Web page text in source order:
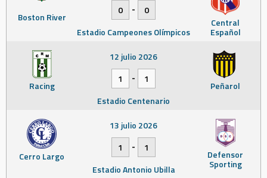
Boston River Central
Español
0
-
0
Estadio Campeones Olímpicos
Racing Peñarol
12 julio 2026
1
-
1
Estadio Centenario
Cerro Largo Defensor
Sporting
13 julio 2026
1
-
1
Estadio Antonio Ubilla